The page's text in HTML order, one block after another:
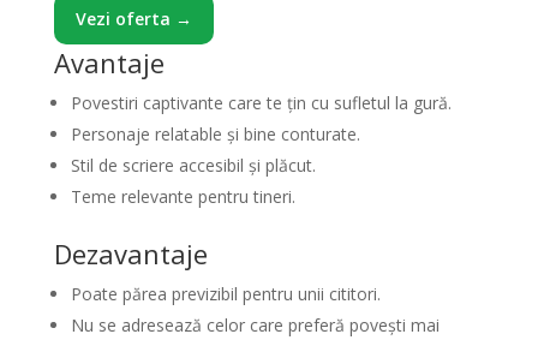
Vezi oferta →
Avantaje
Povestiri captivante care te țin cu sufletul la gură.
Personaje relatable și bine conturate.
Stil de scriere accesibil și plăcut.
Teme relevante pentru tineri.
Dezavantaje
Poate părea previzibil pentru unii cititori.
Nu se adresează celor care preferă povești mai